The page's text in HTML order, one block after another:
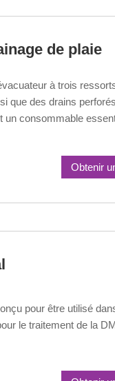
de plaie
à trois
que des drains
un consommable
éprouvées dans de
Obtenir
pour être utilisé
le traitement de la